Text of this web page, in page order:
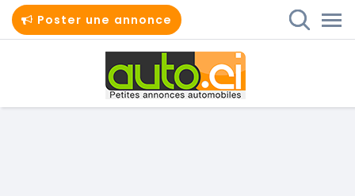
Poster une annonce